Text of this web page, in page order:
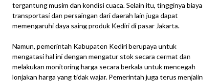
tergantung musim dan kondisi cuaca. Selain itu, tingginya biaya
transportasi dan persaingan dari daerah lain juga dapat
memengaruhi daya saing produk Kediri di pasar Jakarta.
Namun, pemerintah Kabupaten Kediri berupaya untuk
mengatasi hal ini dengan mengatur stok secara cermat dan
melakukan monitoring harga secara berkala untuk mencegah
lonjakan harga yang tidak wajar. Pemerintah juga terus menjalin